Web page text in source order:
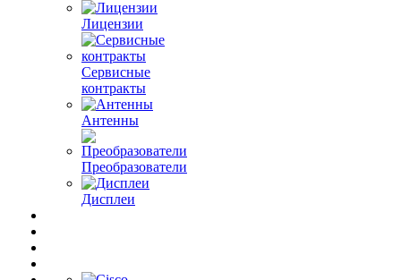
Лицензии
Сервисные
контракты
Антенны
Преобразователи
Дисплеи